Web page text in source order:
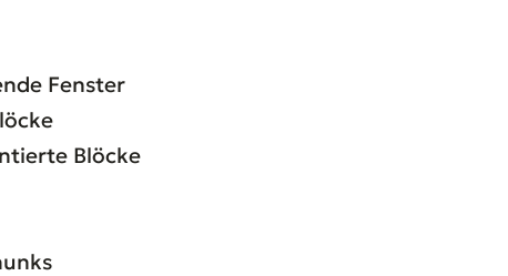
Fenster
Blöcke